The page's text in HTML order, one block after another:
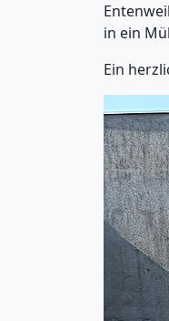
in ein
Ein